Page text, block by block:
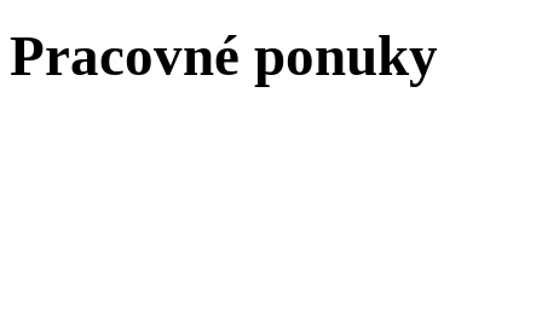
Pracovné ponuky